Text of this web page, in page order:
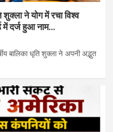
ने योग में रचा विश्व
में दर्ज हुआ नाम…
बालिका धृति शुक्ला ने अपनी अद्भुत